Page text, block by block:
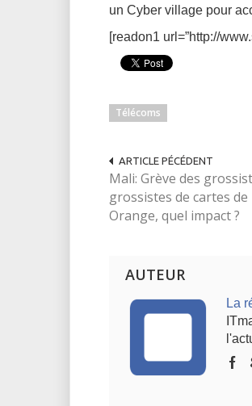
un Cyber village pour
[readon1 url=”http://
Télécoms
ARTICLE PÉCÉDENT
Mali: Grève des
grossistes de cartes
Orange, quel impact ?
AUTEUR
La